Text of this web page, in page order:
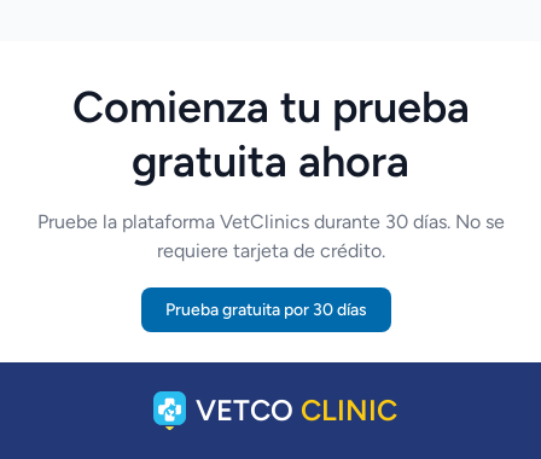
Comienza tu prueba
gratuita ahora
Pruebe la plataforma VetClinics durante 30 días. No se
requiere tarjeta de crédito.
Prueba gratuita por 30 días
VETCO CLINIC